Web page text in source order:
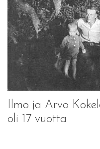
Ilmo ja Arvo
oli 17 vuotta